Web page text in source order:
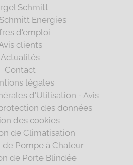
Schmitt
Energies
d'emploi
clients
Actualités
Contact
légales
d'Utilisation - Avis
des données
des cookies
de Climatisation
Pompe à Chaleur
de Porte Blindée